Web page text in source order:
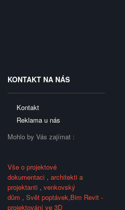
KONTAKT NA NÁS
Kontakt
Reklama u nás
Mohlo by Vás zajímat :
Vše o projektové
dokumentaci , architekti a
projektanti , venkovský
dům , Svět poptávek,Bim Revit -
projektování ve 3D